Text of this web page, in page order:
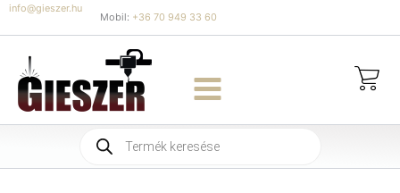
Skip
to
content
info@gieszer.hu
Mobil: +36 70 949 33 60
Products
search